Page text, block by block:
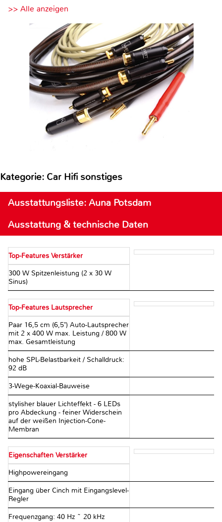
>> Alle anzeigen
Kategorie: Car Hifi sonstiges
Ausstattungsliste: Auna Potsdam
Ausstattung & technische Daten
Top-Features Verstärker
300 W Spitzenleistung (2 x 30 W
Sinus)
Top-Features Lautsprecher
Paar 16,5 cm (6,5") Auto-Lautsprecher
mit 2 x 400 W max. Leistung / 800 W
max. Gesamtleistung
hohe SPL-Belastbarkeit / Schalldruck:
92 dB
3-Wege-Koaxial-Bauweise
stylisher blauer Lichteffekt - 6 LEDs
pro Abdeckung - feiner Widerschein
auf der weißen Injection-Cone-
Membran
Eigenschaften Verstärker
Highpowereingang
Eingang über Cinch mit Eingangslevel-
Regler
Frequenzgang: 40 Hz ~ 20 kHz